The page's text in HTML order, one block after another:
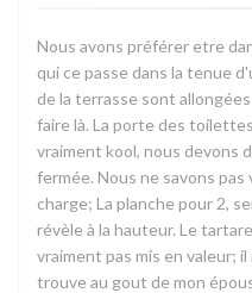
Nous avons préférer etre
qui ce passe dans la tenue
de la terrasse sont
faire là. La porte des
vraiment kool, nous devons
fermée. Nous ne savons
charge; La planche pour 2,
révèle à la hauteur. Le
vraiment pas mis en valeur;
trouve au gout de mon